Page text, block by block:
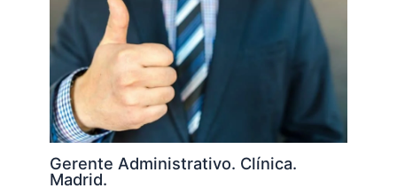
Gerente Administrativo. Clínica.
Madrid.